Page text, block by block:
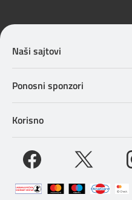
Naši sajtovi
Ponosni sponzori
Korisno